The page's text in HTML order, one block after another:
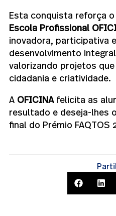
Esta conquista reforça
Escola Profissional
inovadora, participativa
desenvolvimento
valorizando projetos
cidadania e criatividade.
A OFICINAfelicita as
resultado e deseja-lhes
final do Prémio FAQTOS